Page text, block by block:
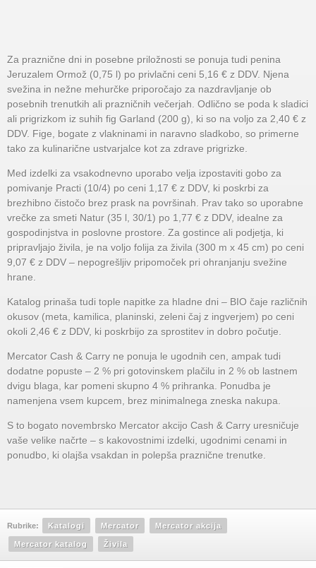
Za praznične dni in posebne priložnosti se ponuja tudi penina
Jeruzalem Ormož (0,75 l) po privlačni ceni 5,16 € z DDV. Njena
svežina in nežne mehurčke priporočajo za nazdravljanje ob
posebnih trenutkih ali prazničnih večerjah. Odlično se poda k sladici
ali prigrizkom iz suhih fig Garland (200 g), ki so na voljo za 2,40 € z
DDV. Fige, bogate z vlakninami in naravno sladkobo, so primerne
tako za kulinarične ustvarjalce kot za zdrave prigrizke.
Med izdelki za vsakodnevno uporabo velja izpostaviti gobo za
pomivanje Practi (10/4) po ceni 1,17 € z DDV, ki poskrbi za
brezhibno čistočo brez prask na površinah. Prav tako so uporabne
vrečke za smeti Natur (35 l, 30/1) po 1,77 € z DDV, idealne za
gospodinjstva in poslovne prostore. Za gostince ali podjetja, ki
pripravljajo živila, je na voljo folija za živila (300 m x 45 cm) po ceni
9,07 € z DDV – nepogrešljiv pripomoček pri ohranjanju svežine
hrane.
Katalog prinaša tudi tople napitke za hladne dni – BIO čaje različnih
okusov (meta, kamilica, planinski, zeleni čaj z ingverjem) po ceni
okoli 2,46 € z DDV, ki poskrbijo za sprostitev in dobro počutje.
Mercator Cash & Carry ne ponuja le ugodnih cen, ampak tudi
dodatne popuste – 2 % pri gotovinskem plačilu in 2 % ob lastnem
dvigu blaga, kar pomeni skupno 4 % prihranka. Ponudba je
namenjena vsem kupcem, brez minimalnega zneska nakupa.
S to bogato novembrsko Mercator akcijo Cash & Carry uresničuje
vaše velike načrte – s kakovostnimi izdelki, ugodnimi cenami in
ponudbo, ki olajša vsakdan in polepša praznične trenutke.
Rubrike: Katalogi Mercator Mercator akcija
Mercator katalog Živila